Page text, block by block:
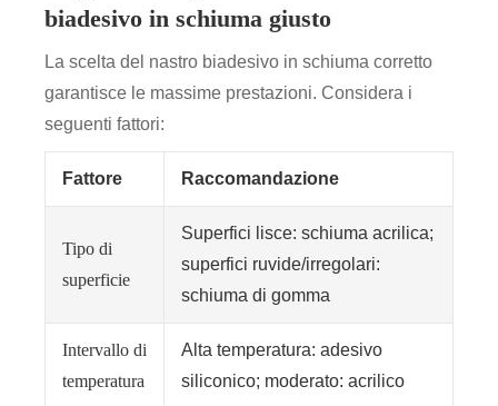
biadesivo in schiuma giusto
La scelta del nastro biadesivo in schiuma corretto
garantisce le massime prestazioni. Considera i
seguenti fattori:
Fattore Raccomandazione
Tipo di
superficie
Superfici lisce: schiuma acrilica;
superfici ruvide/irregolari:
schiuma di gomma
Intervallo di
temperatura
Alta temperatura: adesivo
siliconico; moderato: acrilico